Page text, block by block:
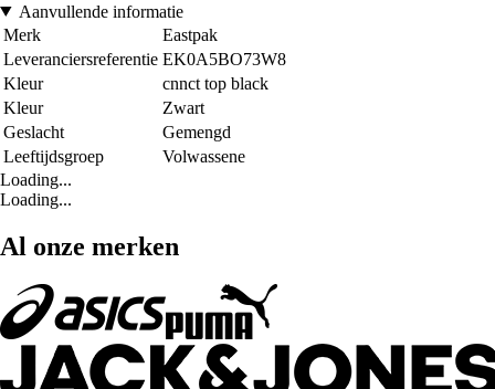
Aanvullende informatie
Merk
Eastpak
Leveranciersreferentie EK0A5BO73W8
Kleur
cnnct top black
Kleur
Zwart
Geslacht
Gemengd
Leeftijdsgroep
Volwassene
Loading...
Loading...
Al onze merken